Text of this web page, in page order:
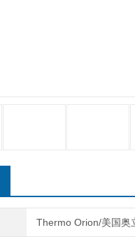
Thermo Orion/美国奥